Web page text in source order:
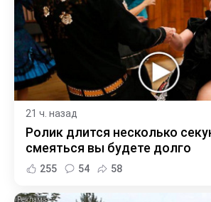
21 ч. назад
Ролик длится несколько
смеяться вы будете долго
255 54 58